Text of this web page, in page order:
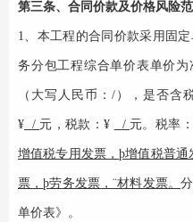
第三条、合同价款及价格风险
1、 本工程的合同价款采用固
务分包工程综合单价表单价为
（大写人民币： / ），是否含
¥ / 元，税款：¥ / 元。税率
增值税专用发票，þ增值税普通
票，þ劳务发票，¨材料发票。
单价表》。